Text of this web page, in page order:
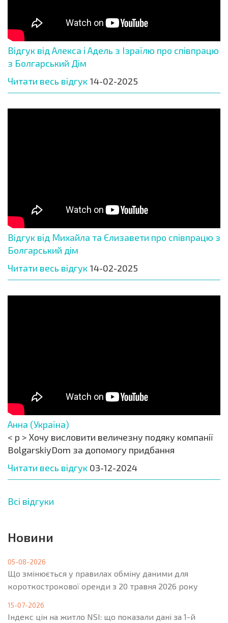
Відгук від Алекса і Адель з Ізраїлю про співпрацю
з Болгарський Дім
Читати весь відгук 14-02-2025
Відгук від Михайла та Єлизавети про співпрацю з
Болгарський дім
Читати весь відгук 14-02-2025
Анна (Україна)
< p > Хочу висловити величезну подяку компанії
BolgarskiyDom за допомогу придбання
Читати весь відгук 03-12-2024
Всі відгуки
Новини
05-08-2026
Що змінюється у правилах обміну даними для
короткострокової оренди з 20 травня 2026 року
15-07-2026
Індекс цін на житло NSI: що показали дані за 1-й